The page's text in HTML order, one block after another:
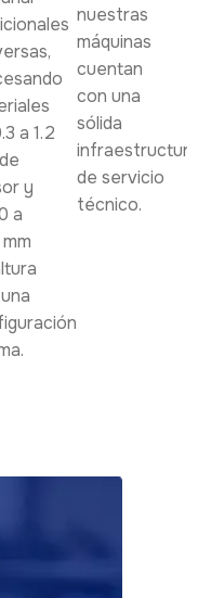
a 1.2
y
a
nuestras
máquinas
cuentan
con una
sólida
infraestructura
de servicio
técnico.